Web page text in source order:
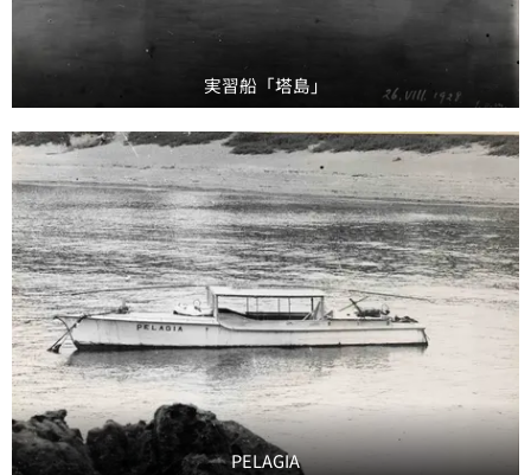
実習船「塔島」
PELAGIA